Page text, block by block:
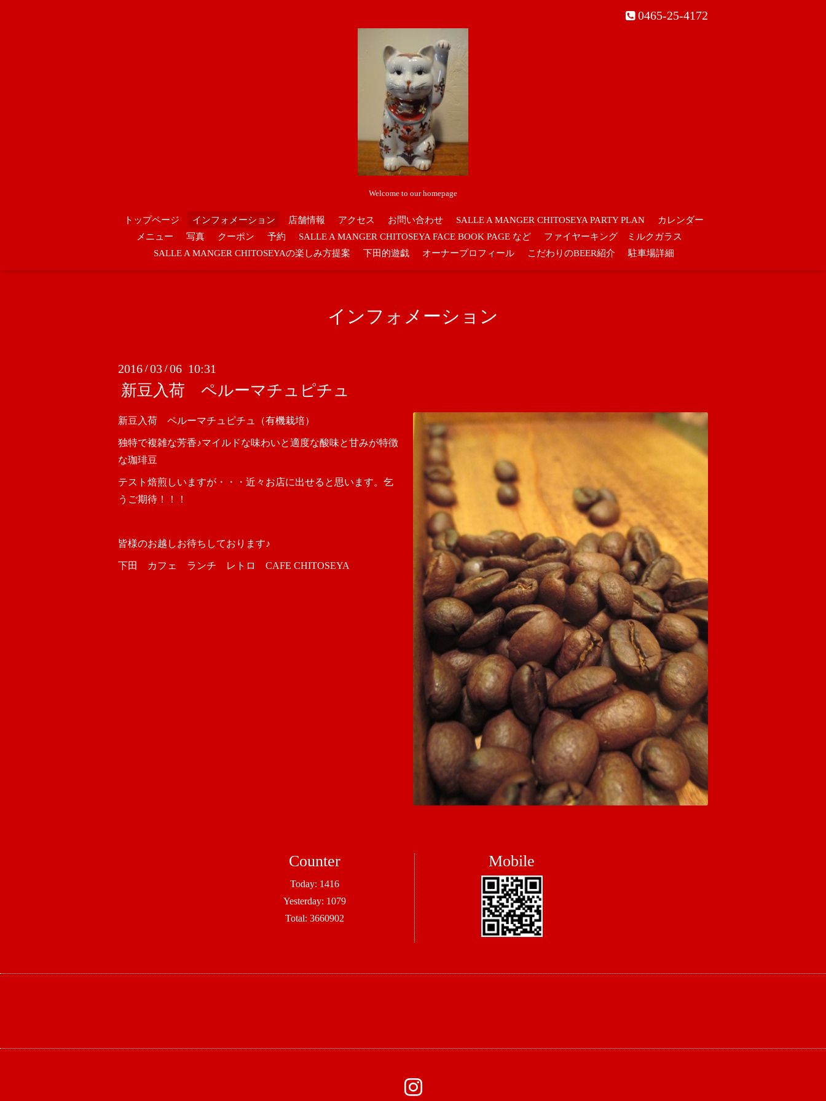
0465-25-4172
Welcome to our homepage
トップページ インフォメーション 店舗情報 アクセス お問い合わせ SALLE A MANGER CHITOSEYA PARTY PLAN
カレンダー
メニュー
写真 クーポン 予約 SALLE A MANGER CHITOSEYA FACE BOOK PAGE など
ファイヤーキング ミルクガラス
SALLE A MANGER CHITOSEYAの楽しみ方提案
下田的遊戯 オーナープロフィール こだわりのBEER紹介 駐車場詳細
インフォメーション
2016 /03 /06 10:31
新豆入荷 ペルーマチュピチュ
新豆入荷 ペルーマチュピチュ（有機栽培）
独特で複雑な芳香♪マイルドな味わいと適度な酸味と甘みが特徴
な珈琲豆
テスト焙煎しいますが・・・近々お店に出せると思います。乞
うご期待！！！
皆様のお越しお待ちしております♪
下田 カフェ ランチ レトロ CAFE CHITOSEYA
Counter
Today: 1416
Yesterday: 1079
Total: 3660902
Mobile